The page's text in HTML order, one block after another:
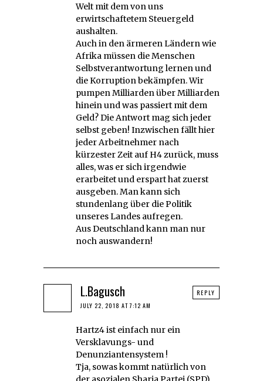
Welt mit dem von uns
erwirtschaftetem Steuergeld
aushalten.
Auch in den ärmeren Ländern wie
Afrika müssen die Menschen
Selbstverantwortung lernen und
die Korruption bekämpfen. Wir
pumpen Milliarden über Milliarden
hinein und was passiert mit dem
Geld? Die Antwort mag sich jeder
selbst geben! Inzwischen fällt hier
jeder Arbeitnehmer nach
kürzester Zeit auf H4 zurück, muss
alles, was er sich irgendwie
erarbeitet und erspart hat zuerst
ausgeben. Man kann sich
stundenlang über die Politik
unseres Landes aufregen.
Aus Deutschland kann man nur
noch auswandern!
L.Bagusch
JULY 22, 2018 AT 7:12 AM
Hartz4 ist einfach nur ein
Versklavungs- und
Denunziantensystem !
Tja, sowas kommt natürlich von
REPLY